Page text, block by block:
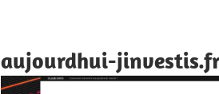
aujourdhui-